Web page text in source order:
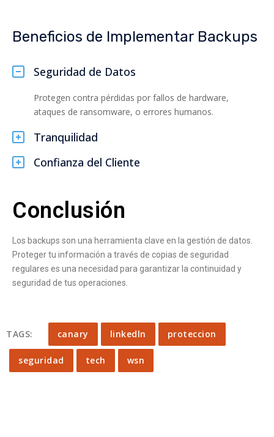
Beneficios de Implementar Backups
Seguridad de Datos
Protegen contra pérdidas por fallos de hardware,
ataques de ransomware, o errores humanos.
Tranquilidad
Confianza del Cliente
Conclusión
Los backups son una herramienta clave en la gestión de datos.
Proteger tu información a través de copias de seguridad
regulares es una necesidad para garantizar la continuidad y
seguridad de tus operaciones.
TAGS: canary linkedln proteccion
seguridad tech wsn